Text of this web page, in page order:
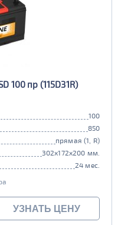
100 пр (115D31R)
100
850
прямая (1, R)
302x172x200 мм.
24 мес.
УЗНАТЬ ЦЕНУ